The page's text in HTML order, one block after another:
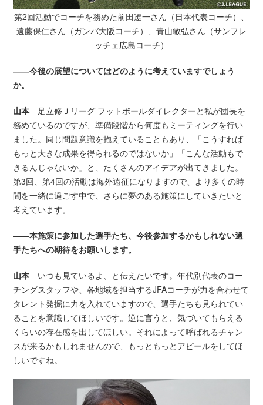
第2回活動でコーチを務めた前田遼一さん（日本代表コーチ）、
遠藤保仁さん（ガンバ大阪コーチ）、青山敏弘さん（サンフレ
ッチェ広島コーチ）
――今後の展望についてはどのように考えていますでしょう
か。
山本 足立修Ｊリーグ フットボールダイレクターと私が団長を
務めているのですが、準備段階から何度もミーティングを行い
ました。同じ問題意識を抱えていることもあり、「こうすれば
もっと大きな成果を得られるのではないか」「こんな活動もで
きるんじゃないか」と、たくさんのアイデアが出てきました。
第3回、第4回の活動は海外遠征になりますので、より多くの時
間を一緒に過ごす中で、さらに夢のある施策にしていきたいと
考えています。
――本施策に参加した選手たち、今後参加するかもしれない選
手たちへの期待をお願いします。
山本 いつも見ているよ、と伝えたいです。年代別代表のコー
チングスタッフや、各地域を担当するJFAコーチが力を合わせて
タレント発掘に力を入れていますので、選手たちも見られてい
ることを意識してほしいです。逆に言うと、気づいてもらえる
くらいの存在感を出してほしい。それによって呼ばれるチャン
スが来るかもしれませんので、もっともっとアピールをしてほ
しいですね。